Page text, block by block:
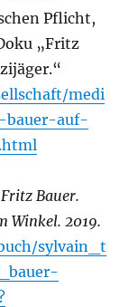
Pflicht,
„Fritz
medi
bauer-auf-
Bauer.
Winkel. 2019.
sylvain_t